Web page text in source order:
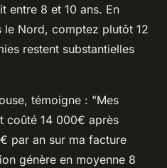
entre 8 et 10 ans. En
le Nord, comptez plutôt 12
restent substantielles
témoigne : "Mes
coûté 14 000€ après
par an sur ma facture
génère en moyenne 8